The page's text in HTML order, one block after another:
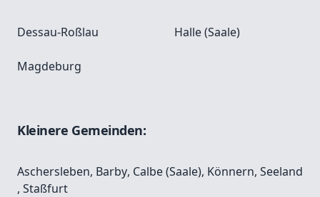
Dessau-Roßlau Halle (Saale)
Magdeburg
Kleinere Gemeinden:
Aschersleben, Barby, Calbe (Saale), Könnern, Seeland
, Staßfurt